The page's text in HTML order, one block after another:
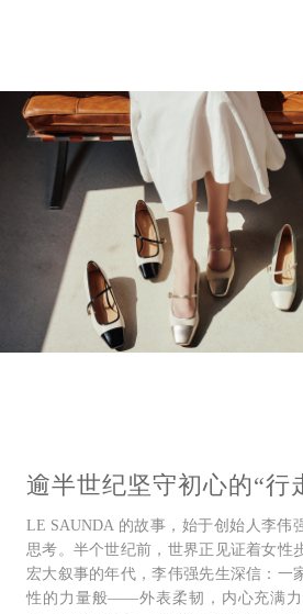
逾半世纪坚守初⼼的“⾏
LE SAUNDA 的故事，始于创始⼈李伟
思考。半个世纪前，世界正⻅证着⼥性
宏⼤叙事的年代，李伟强先⽣深信：⼀
性的⼒量般——外表柔韧，内⼼充满